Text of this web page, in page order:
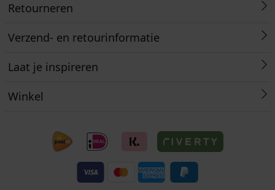
Retourneren
Verzend- en retourinformatie
Laat je inspireren
Winkel